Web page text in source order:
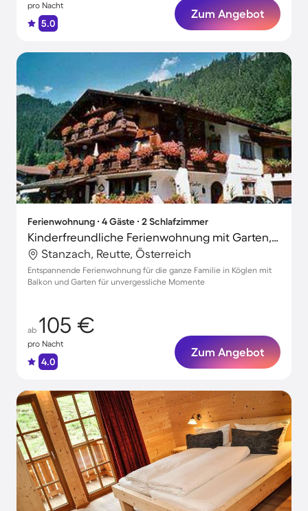
pro Nacht
5.0
Zum Angebot
Ferienwohnung ∙ 4 Gäste ∙ 2 Schlafzimmer
Kinderfreundliche Ferienwohnung mit Garten, Sauna und Terrasse
Stanzach, Reutte, Österreich
Entspannende Ferienwohnung für die ganze Familie in Köglen mit
Balkon und Garten für unvergessliche Momente
ab 105 €
pro Nacht
4.0
Zum Angebot